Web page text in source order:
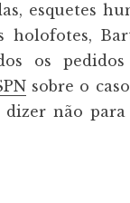
esquetes
holofotes,
os
sobre o
dizer não